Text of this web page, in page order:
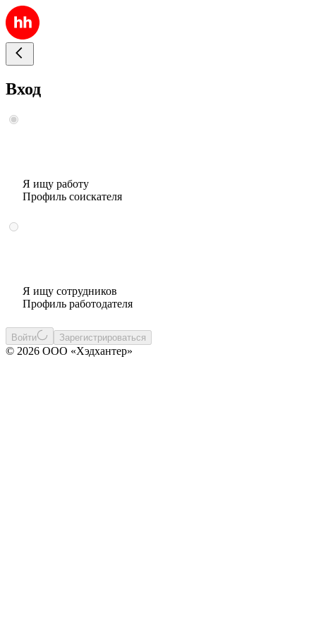
Вход
Я ищу работу
Профиль соискателя
Я ищу сотрудников
Профиль работодателя
Войти Зарегистрироваться
© 2026 ООО «Хэдхантер»